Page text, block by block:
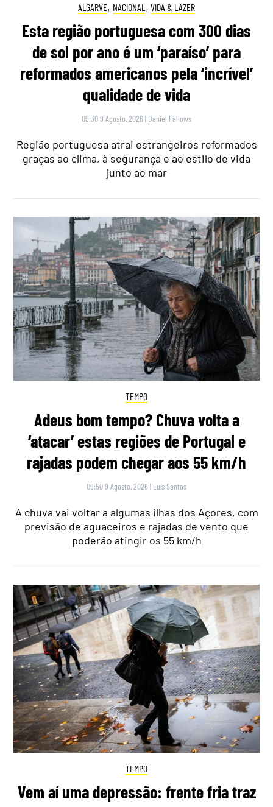
ALGARVE, NACIONAL , VIDA & LAZER
Esta região portuguesa com 300 dias
de sol por ano é um ‘paraíso’ para
reformados americanos pela ‘incrível’
qualidade de vida
09:30 9 Agosto, 2026 | Daniel Fallows
Região portuguesa atrai estrangeiros reformados
graças ao clima, à segurança e ao estilo de vida
junto ao mar
TEMPO
Adeus bom tempo? Chuva volta a
‘atacar’ estas regiões de Portugal e
rajadas podem chegar aos 55 km/h
09:50 9 Agosto, 2026 | Luís Santos
A chuva vai voltar a algumas ilhas dos Açores, com
previsão de aguaceiros e rajadas de vento que
poderão atingir os 55 km/h
TEMPO
Vem aí uma depressão: frente fria traz